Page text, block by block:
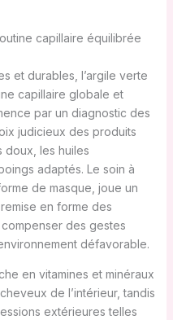
capillaire équilibrée
et durables, l’argile verte
capillaire globale et
par un diagnostic des
judicieux des produits
doux, les huiles
adaptés. Le soin à
de masque, joue un
en forme des
des gestes
défavorable.
en vitamines et minéraux
de l’intérieur, tandis
extérieures telles